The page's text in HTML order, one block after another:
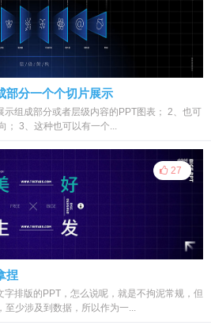
部分一个个切片展示
示组成部分或者层级内容的PPT图表； 2、也可
； 3、这种也可以有一个...
27
捏
字排版的PPT，怎么说呢，就是不拘泥常规，但
至少涉及到数据，所以作为一...